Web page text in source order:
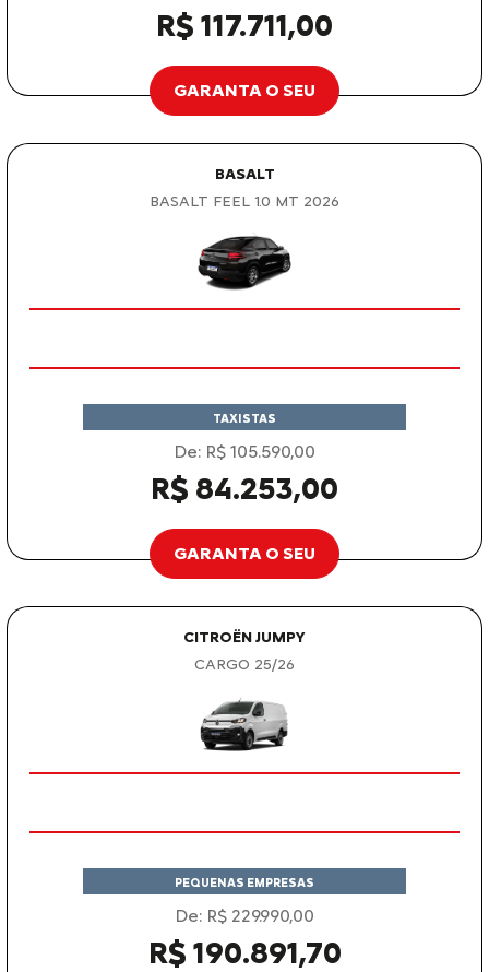
R$ 117.711,00
GARANTA O SEU
BASALT
BASALT FEEL 1.0 MT 2026
TAXISTAS
De: R$ 105.590,00
R$ 84.253,00
GARANTA O SEU
CITROËN JUMPY
CARGO 25/26
PEQUENAS EMPRESAS
De: R$ 229.990,00
R$ 190.891,70